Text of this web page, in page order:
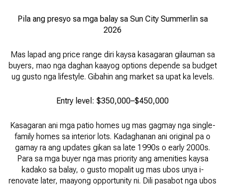
Pila ang presyo sa mga balay sa Sun City Summerlin sa
2026
Mas lapad ang price range diri kaysa kasagaran gilauman sa
buyers, mao nga daghan kaayog options depende sa budget
ug gusto nga lifestyle. Gibahin ang market sa upat ka levels.
Entry level: $350,000–$450,000
Kasagaran ani mga patio homes ug mas gagmay nga single-
family homes sa interior lots. Kadaghanan ani original pa o
gamay ra ang updates gikan sa late 1990s o early 2000s.
Para sa mga buyer nga mas priority ang amenities kaysa
kadako sa balay, o gusto mopalit ug mas ubos unya i-
renovate later, maayong opportunity ni. Dili pasabot nga ubos